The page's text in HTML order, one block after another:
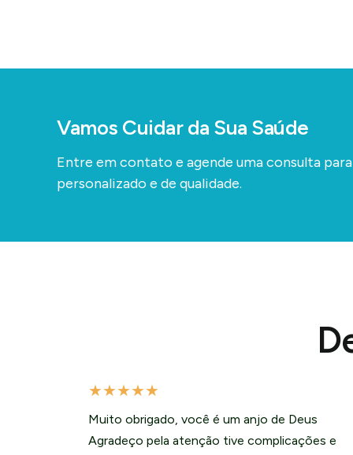
Vamos Cuidar da Sua Saúde
Entre em contato e agende uma consulta
personalizado e de qualidade.
★★★★★
Muito obrigado, você é um anjo de Deus
Agradeço pela atenção tive complicações e